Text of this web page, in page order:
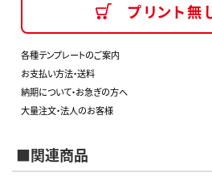
プリント無
各種テンプレートのご案内
お支払い方法・送料
納期について・お急ぎの方へ
大量注文・法人のお客様
■関連商品